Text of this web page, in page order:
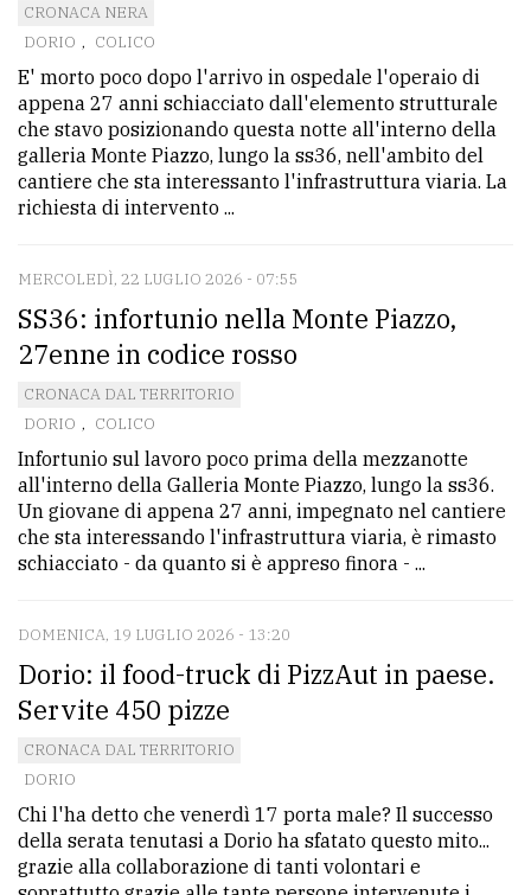
CRONACA NERA
DORIO , COLICO
E' morto poco dopo l'arrivo in ospedale l'operaio di
appena 27 anni schiacciato dall'elemento strutturale
che stavo posizionando questa notte all'interno della
galleria Monte Piazzo, lungo la ss36, nell'ambito del
cantiere che sta interessanto l'infrastruttura viaria. La
richiesta di intervento ...
MERCOLEDÌ, 22 LUGLIO 2026 - 07:55
SS36: infortunio nella Monte Piazzo,
27enne in codice rosso
CRONACA DAL TERRITORIO
DORIO , COLICO
Infortunio sul lavoro poco prima della mezzanotte
all'interno della Galleria Monte Piazzo, lungo la ss36.
Un giovane di appena 27 anni, impegnato nel cantiere
che sta interessando l'infrastruttura viaria, è rimasto
schiacciato - da quanto si è appreso finora - ...
DOMENICA, 19 LUGLIO 2026 - 13:20
Dorio: il food-truck di PizzAut in paese.
Servite 450 pizze
CRONACA DAL TERRITORIO
DORIO
Chi l'ha detto che venerdì 17 porta male? Il successo
della serata tenutasi a Dorio ha sfatato questo mito...
grazie alla collaborazione di tanti volontari e